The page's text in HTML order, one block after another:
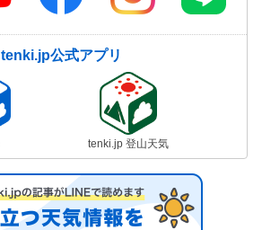
tenki.jp公式アプリ
tenki.jp 登山天気